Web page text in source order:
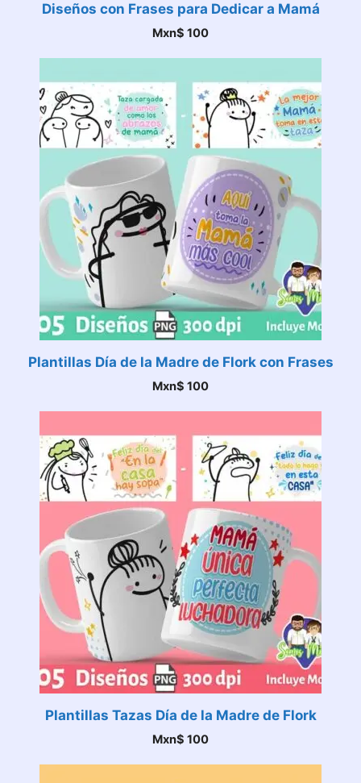
Diseños con Frases para Dedicar a Mamá
Mxn$ 100
Plantillas Día de la Madre de Flork con Frases
Mxn$ 100
Plantillas Tazas Día de la Madre de Flork
Mxn$ 100